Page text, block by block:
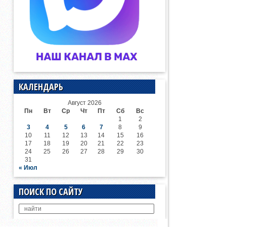
КАЛЕНДАРЬ
Август 2026
Пн
Вт Ср Чт Пт Сб
Вс
1
2
3
4 5 6 7 8
9
10
11 12 13 14 15
16
17
18 19 20 21 22
23
24
25 26 27 28 29
30
31
« Июл
ПОИСК ПО САЙТУ